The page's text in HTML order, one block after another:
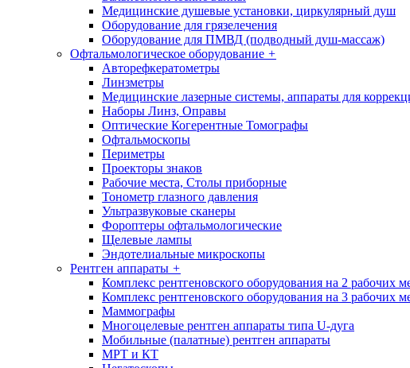
Медицинские душевые установки, циркулярный душ
Оборудование для грязелечения
Оборудование для ПМВД (подводный душ-массаж)
Офтальмологическое оборудование +
Авторефкератометры
Линзметры
Медицинские лазерные системы, аппараты для
Наборы Линз, Оправы
Оптические Когерентные Томографы
Офтальмоскопы
Периметры
Проекторы знаков
Рабочие места, Столы приборные
Тонометр глазного давления
Ультразвуковые сканеры
Фороптеры офтальмологические
Щелевые лампы
Эндотелиальные микроскопы
Рентген аппараты +
Комплекс рентгеновского оборудования на 2 рабочих
Комплекс рентгеновского оборудования на 3 рабочих
Маммографы
Многоцелевые рентген аппараты типа U-дуга
Мобильные (палатные) рентген аппараты
МРТ и КТ